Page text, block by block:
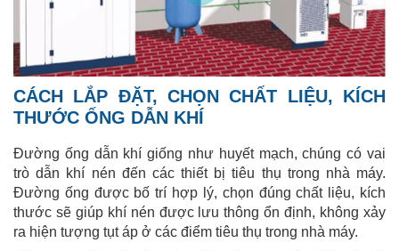
CÁCH LẮP ĐẶT, CHỌN CHẤT LIỆU, KÍCH
THƯỚC ỐNG DẪN KHÍ
Đường ống dẫn khí giống như huyết mạch, chúng có vai
trò dẫn khí nén đến các thiết bị tiêu thụ trong nhà máy.
Đường ống được bố trí hợp lý, chọn đúng chất liệu, kích
thước sẽ giúp khí nén được lưu thông ổn định, không xảy
ra hiện tượng tụt áp ở các điểm tiêu thụ trong nhà máy.